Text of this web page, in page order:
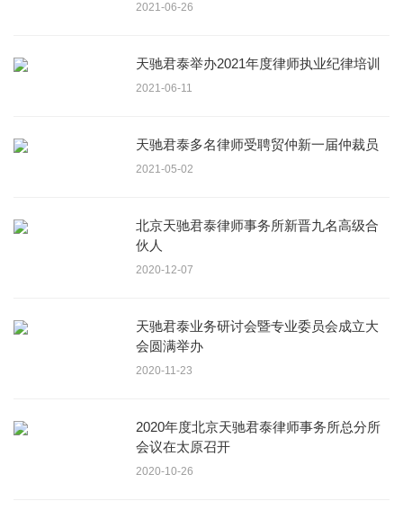
2021-06-26
天驰君泰举办2021年度律师执业纪律培训
2021-06-11
天驰君泰多名律师受聘贸仲新一届仲裁员
2021-05-02
北京天驰君泰律师事务所新晋九名高级合
伙人
2020-12-07
天驰君泰业务研讨会暨专业委员会成立大
会圆满举办
2020-11-23
2020年度北京天驰君泰律师事务所总分所
会议在太原召开
2020-10-26